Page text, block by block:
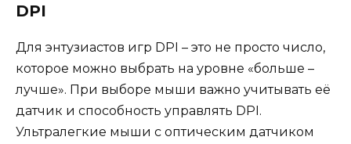
DPI
Для энтузиастов игр DPI – это не просто число,
которое можно выбрать на уровне «больше –
лучше». При выборе мыши важно учитывать её
датчик и способность управлять DPI.
Ультралегкие мыши с оптическим датчиком